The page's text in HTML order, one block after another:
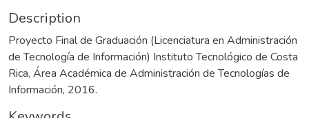
Description
Proyecto Final de Graduación (Licenciatura en Administración
de Tecnología de Información) Instituto Tecnológico de Costa
Rica, Área Académica de Administración de Tecnologías de
Información, 2016.